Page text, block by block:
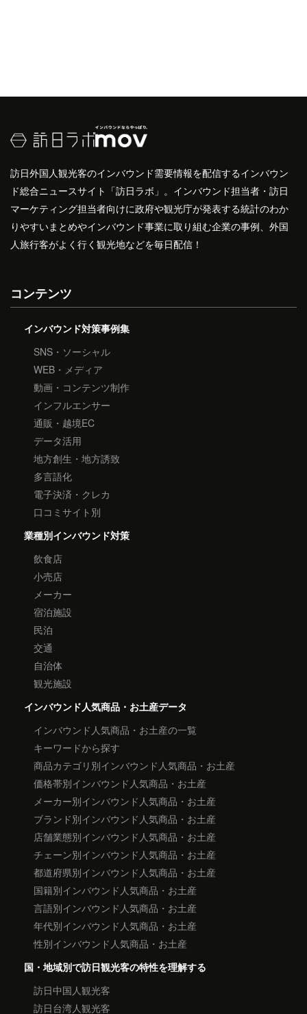
訪日外国人観光客のインバウンド需要情報を配信するインバウン
ド総合ニュースサイト「訪日ラボ」。インバウンド担当者・訪日
マーケティング担当者向けに政府や観光庁が発表する統計のわか
りやすいまとめやインバウンド事業に取り組む企業の事例、外国
人旅行客がよく行く観光地などを毎日配信！
コンテンツ
インバウンド対策事例集
SNS・ソーシャル
WEB・メディア
動画・コンテンツ制作
インフルエンサー
通販・越境EC
データ活用
地方創生・地方誘致
多言語化
電子決済・クレカ
口コミサイト別
業種別インバウンド対策
飲食店
小売店
メーカー
宿泊施設
民泊
交通
自治体
観光施設
インバウンド人気商品・お土産データ
インバウンド人気商品・お土産の一覧
キーワードから探す
商品カテゴリ別インバウンド人気商品・お土産
価格帯別インバウンド人気商品・お土産
メーカー別インバウンド人気商品・お土産
ブランド別インバウンド人気商品・お土産
店舗業態別インバウンド人気商品・お土産
チェーン別インバウンド人気商品・お土産
都道府県別インバウンド人気商品・お土産
国籍別インバウンド人気商品・お土産
言語別インバウンド人気商品・お土産
年代別インバウンド人気商品・お土産
性別インバウンド人気商品・お土産
国・地域別で訪日観光客の特性を理解する
訪日中国人観光客
訪日台湾人観光客